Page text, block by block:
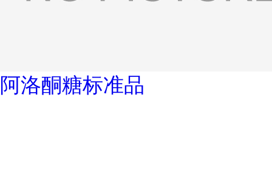
阿洛酮糖标准品